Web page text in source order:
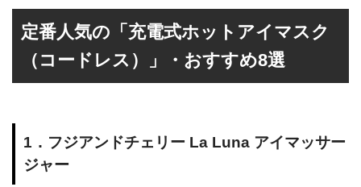
定番人気の「充電式ホットアイマスク
（コードレス）」・おすすめ8選
1．フジアンドチェリー La Luna アイマッサー
ジャー